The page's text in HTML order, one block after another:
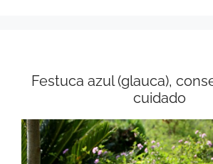
Festuca azul (glauca),
cuidado